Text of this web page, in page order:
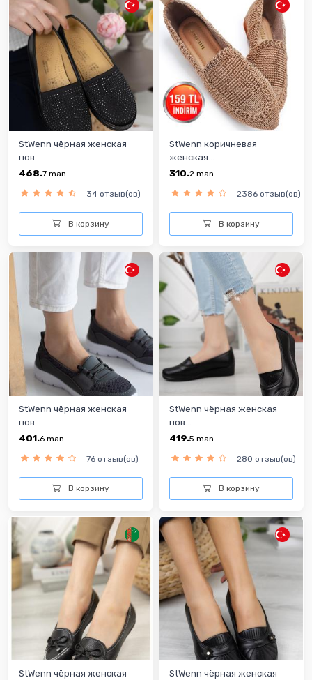
StWenn чёрная женская
пов...
468.7 man
34 отзыв(ов)
В корзину
StWenn коричневая
женская...
310.2 man
2386 отзыв(ов)
В корзину
StWenn чёрная женская
пов...
401.6 man
76 отзыв(ов)
В корзину
StWenn чёрная женская
пов...
419.5 man
280 отзыв(ов)
В корзину
StWenn чёрная женская
StWenn чёрная женская